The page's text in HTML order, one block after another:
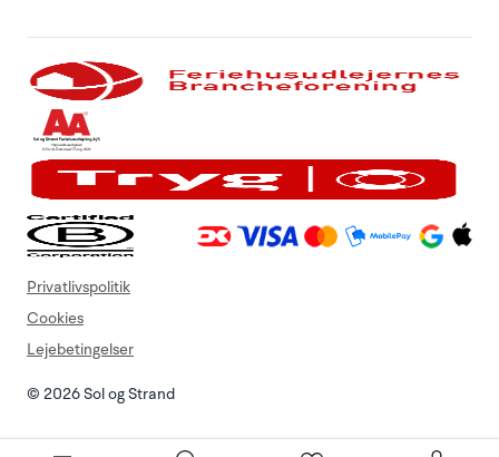
© 2026 Sol og Strand
Privatlivspolitik
Cookies
Lejebetingelser